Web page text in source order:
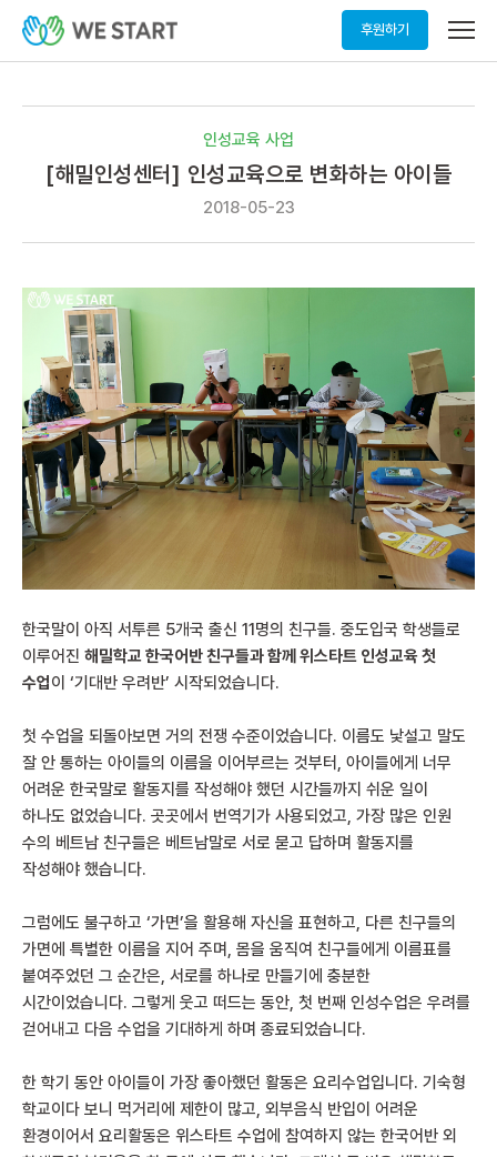
후원하기
메
열
인성교육 사업
[해밀인성센터] 인성교육으로 변화하는 아이들
2018-05-23
한국말이 아직 서투른 5개국 출신 11명의 친구들. 중도입국 학생들로
이루어진 해밀학교 한국어반 친구들과 함께 위스타트 인성교육 첫
수업이 ‘기대반 우려반’ 시작되었습니다.
첫 수업을 되돌아보면 거의 전쟁 수준이었습니다. 이름도 낯설고 말도
잘 안 통하는 아이들의 이름을 이어부르는 것부터, 아이들에게 너무
어려운 한국말로 활동지를 작성해야 했던 시간들까지 쉬운 일이
하나도 없었습니다. 곳곳에서 번역기가 사용되었고, 가장 많은 인원
수의 베트남 친구들은 베트남말로 서로 묻고 답하며 활동지를
작성해야 했습니다.
그럼에도 불구하고 ‘가면’을 활용해 자신을 표현하고, 다른 친구들의
가면에 특별한 이름을 지어 주며, 몸을 움직여 친구들에게 이름표를
붙여주었던 그 순간은, 서로를 하나로 만들기에 충분한
시간이었습니다. 그렇게 웃고 떠드는 동안, 첫 번째 인성수업은 우려를
걷어내고 다음 수업을 기대하게 하며 종료되었습니다.
한 학기 동안 아이들이 가장 좋아했던 활동은 요리수업입니다. 기숙형
학교이다 보니 먹거리에 제한이 많고, 외부음식 반입이 어려운
환경이어서 요리활동은 위스타트 수업에 참여하지 않는 한국어반 외